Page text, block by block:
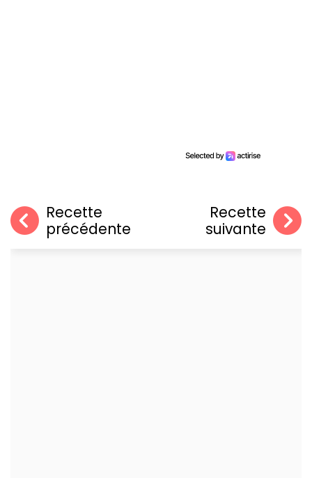
Recette
précédente
Recette
suivante